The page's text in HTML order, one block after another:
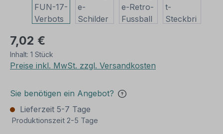
7,02 €
Inhalt: 1 Stück
Preise inkl. MwSt. zzgl. Versandkosten
Sie benötigen ein Angebot?
Lieferzeit 5-7 Tage
Produktionszeit 2-5 Tage